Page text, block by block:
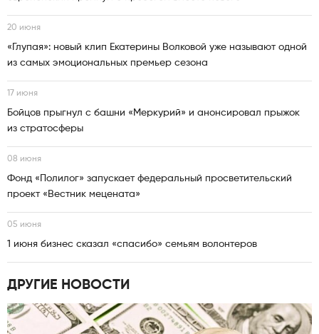
20 июня
«Глупая»: новый клип Екатерины Волковой уже называют одной
из самых эмоциональных премьер сезона
17 июня
Бойцов прыгнул с башни «Меркурий» и анонсировал прыжок
из стратосферы
08 июня
Фонд «Полилог» запускает федеральный просветительский
проект «Вестник мецената»
05 июня
1 июня бизнес сказал «спасибо» семьям волонтеров
ДРУГИЕ НОВОСТИ